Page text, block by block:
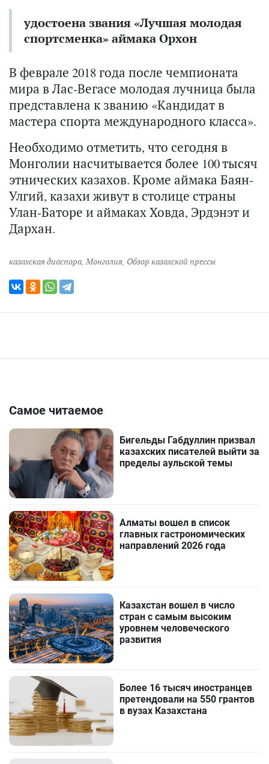
удостоена звания «Лучшая молодая
спортсменка» аймака Орхон
В феврале 2018 года после чемпионата
мира в Лас-Вегасе молодая лучница была
представлена к званию «Кандидат в
мастера спорта международного класса».
Необходимо отметить, что сегодня в
Монголии насчитывается более 100 тысяч
этнических казахов. Кроме аймака Баян-
Улгий, казахи живут в столице страны
Улан-Баторе и аймаках Ховда, Эрдэнэт и
Дархан.
казахская диаспора, Монголия, Обзор казахской прессы
Самое читаемое
Бигельды Габдуллин призвал
казахских писателей выйти за
пределы аульской темы
Алматы вошел в список
главных гастрономических
направлений 2026 года
Казахстан вошел в число
стран с самым высоким
уровнем человеческого
развития
Более 16 тысяч иностранцев
претендовали на 550 грантов
в вузах Казахстана